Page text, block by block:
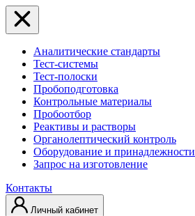
Аналитические стандарты
Тест-системы
Тест-полоски
Пробоподготовка
Контрольные материалы
Пробоотбор
Реактивы и растворы
Органолептический контроль
Оборудование и принадлежности
Запрос на изготовление
Контакты
Личный кабинет